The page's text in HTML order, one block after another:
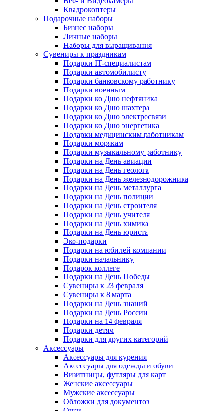
Квадрокоптеры
Подарочные наборы
Бизнес наборы
Личные наборы
Наборы для выращивания
Сувениры к праздникам
Подарки IT-специалистам
Подарки автомобилисту
Подарки банковскому работнику
Подарки военным
Подарки ко Дню нефтяника
Подарки ко Дню шахтера
Подарки ко Дню электросвязи
Подарки ко Дню энергетика
Подарки медицинским работникам
Подарки морякам
Подарки музыкальному работнику
Подарки на День авиации
Подарки на День геолога
Подарки на День железнодорожника
Подарки на День металлурга
Подарки на День полиции
Подарки на День строителя
Подарки на День учителя
Подарки на День химика
Подарки на День юриста
Эко-подарки
Подарки на юбилей компании
Подарки начальнику
Подарок коллеге
Подарки на День Победы
Сувениры к 23 февраля
Сувениры к 8 марта
Подарки на День знаний
Подарки на День России
Подарки на 14 февраля
Подарки детям
Подарки для других категорий
Аксессуары
Аксессуары для курения
Аксессуары для одежды и обуви
Визитницы, футляры для карт
Женские аксессуары
Мужские аксессуары
Обложки для документов